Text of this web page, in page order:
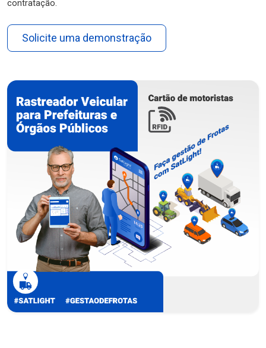
contratação.
Solicite uma demonstração